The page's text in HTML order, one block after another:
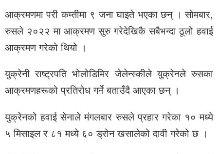
आक्रमणमा परी कम्तीमा ९ जना घाइते भएका छन् । सोमबार,
रुसले २०२२ मा आक्रमण सुरु गरेदेखिकै सबैभन्दा ठूलो हवाई
आक्रमण गरेको थियो ।
युक्रेनी राष्ट्रपति भोलोडिमिर जेलेन्स्कीले युक्रेनले रुसका
आक्रमणहरूको प्रतिरोध गर्ने बताउँदै आएका छन् ।
युक्रेनको हवाई सेनाले मंगलबार रुसले प्रहार गरेका १० मध्ये
५ मिसाइल र ८१ मध्ये ६० ड्रोन खसालेको दावी गरेको छ ।